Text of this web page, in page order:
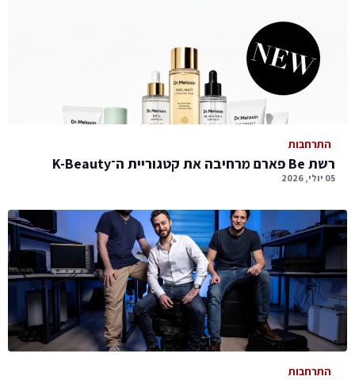
התרחבות
רשת Be פארם מרחיבה את קטגוריית ה־K-Beauty
05 יולי, 2026
התרחבות